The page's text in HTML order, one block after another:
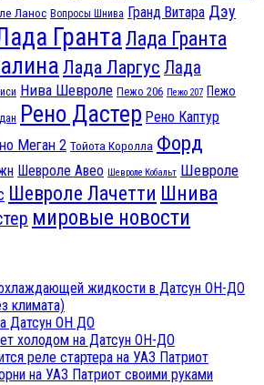
Ланос Вопросы Шнива Гранд Витара Дэу
Гранта Лада Гранта
Лада Ларгус Лада
Нива Шевроле Пежо 206 Пежо 207 Пежо
Рено Дастер Рено Каптур
Меган 2 Тойота Королла Форд
Шевроле Авео Шевроле Кобальт Шевроле
Шевроле Лачетти Шнива
мировые новости
жидкости в Датсун ОН-ДО
климата)
Датсун ОН ДО
холодом на Датсун ОН-ДО
реле стартера на УАЗ Патриот
на УАЗ Патриот своими руками